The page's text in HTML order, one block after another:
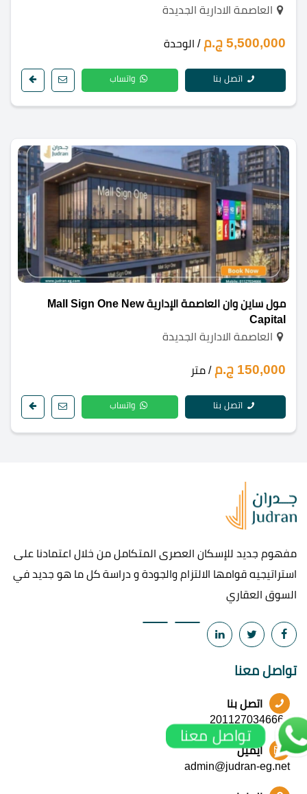
العاصمة الادارية الجديدة
5,500,000 ج.م / الوحدة
اتصل بنا واتساب
مول ساين وان العاصمة الإدارية Mall Sign One New
Capital
العاصمة الادارية الجديدة
150,000 ج.م / متر
اتصل بنا واتساب
مفهوم جديد للإسكان العصرى المتكامل من خلال اعتمادنا على
استراتيجيه قوامها الالتزام والجودة و دراسة كل ما هو جديد في
السوق العقاري
تواصل معنا
اتصل بنا
+201127034666
ايميل
admin@judran-eg.net
تواصل معنا